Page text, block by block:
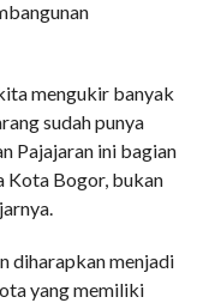
mengukir banyak
sudah punya
Pajajaran ini bagian
Kota Bogor, bukan
diharapkan menjadi
yang memiliki